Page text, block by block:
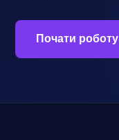
Почати роботу